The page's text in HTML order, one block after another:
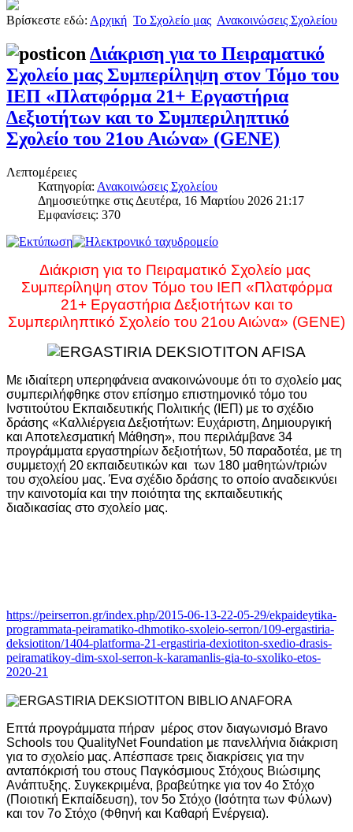
Βρίσκεστε εδώ: Αρχική Το Σχολείο μας Ανακοινώσεις Σχολείου
Διάκριση για το Πειραματικό
Σχολείο μας Συμπερίληψη στον Τόμο του
ΙΕΠ «Πλατφόρμα 21+ Εργαστήρια
Δεξιοτήτων και το Συμπεριληπτικό
Σχολείο του 21ου Αιώνα» (GENE)
Λεπτομέρειες
Κατηγορία: Ανακοινώσεις Σχολείου
Δημοσιεύτηκε στις Δευτέρα, 16 Μαρτίου 2026 21:17
Εμφανίσεις: 370
Διάκριση για το Πειραματικό Σχολείο μας
Συμπερίληψη στον Τόμο του ΙΕΠ «Πλατφόρμα
21+ Εργαστήρια Δεξιοτήτων και το
Συμπεριληπτικό Σχολείο του 21ου Αιώνα» (GENE)
Με ιδιαίτερη υπερηφάνεια ανακοινώνουμε ότι το σχολείο μας
συμπεριλήφθηκε στον επίσημο επιστημονικό τόμο του
Ινστιτούτου Εκπαιδευτικής Πολιτικής (ΙΕΠ) με το σχέδιο
δράσης «Καλλιέργεια Δεξιοτήτων: Ευχάριστη, Δημιουργική
και Αποτελεσματική Μάθηση», που περιλάμβανε 34
προγράμματα εργαστηρίων δεξιοτήτων, 50 παραδοτέα, με τη
συμμετοχή 20 εκπαιδευτικών και των 180 μαθητών/τριών
του σχολείου μας. Ένα σχέδιο δράσης το οποίο αναδεικνύει
την καινοτομία και την ποιότητα της εκπαιδευτικής
διαδικασίας στο σχολείο μας.
https://peirserron.gr/index.php/2015-06-13-22-05-29/ekpaideytika-
programmata-peiramatiko-dhmotiko-sxoleio-serron/109-ergastiria-
deksiotiton/1404-platforma-21-ergastiria-dexiotiton-sxedio-drasis-
peiramatikoy-dim-sxol-serron-k-karamanlis-gia-to-sxoliko-etos-
2020-21
Επτά προγράμματα πήραν μέρος στον διαγωνισμό Bravo
Schools του QualityNet Foundation με πανελλήνια διάκριση
για το σχολείο μας. Απέσπασε τρεις διακρίσεις για την
ανταπόκρισή του στους Παγκόσμιους Στόχους Βιώσιμης
Ανάπτυξης. Συγκεκριμένα, βραβεύτηκε για τον 4ο Στόχο
(Ποιοτική Εκπαίδευση), τον 5ο Στόχο (Ισότητα των Φύλων)
και τον 7ο Στόχο (Φθηνή και Καθαρή Ενέργεια).